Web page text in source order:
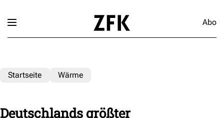
Abo
Startseite Wärme
Deutschlands größter